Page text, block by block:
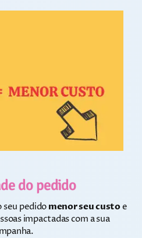
do pedido
seu pedido menor seu custoe
impactadas com a sua